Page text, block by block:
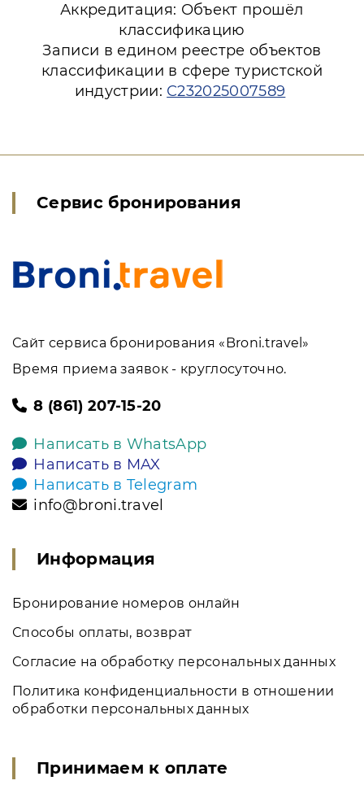
Аккредитация: Объект прошёл
классификацию
Записи в едином реестре объектов
классификации в сфере туристской
индустрии: С232025007589
Сервис бронирования
Сайт сервиса бронирования «Broni.travel»
Время приема заявок - круглосуточно.
8 (861) 207-15-20
Написать в WhatsApp
Написать в MAX
Написать в Telegram
info@broni.travel
Информация
Бронирование номеров онлайн
Способы оплаты, возврат
Согласие на обработку персональных данных
Политика конфиденциальности в отношении
обработки персональных данных
Принимаем к оплате